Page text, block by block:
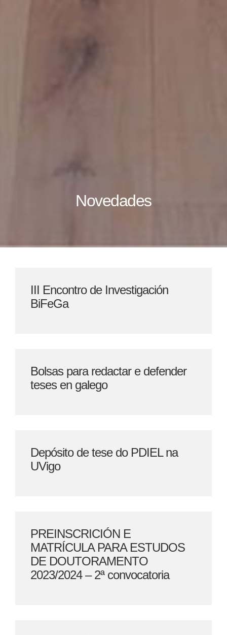
Novedades
III Encontro de Investigación
BiFeGa
Bolsas para redactar e defender
teses en galego
Depósito de tese do PDIEL na
UVigo
PREINSCRICIÓN E
MATRÍCULA PARA ESTUDOS
DE DOUTORAMENTO
2023/2024 – 2ª convocatoria